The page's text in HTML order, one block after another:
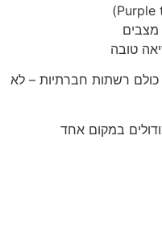
טובה
כולם רשתות חברתיות – לא
במקום אחד